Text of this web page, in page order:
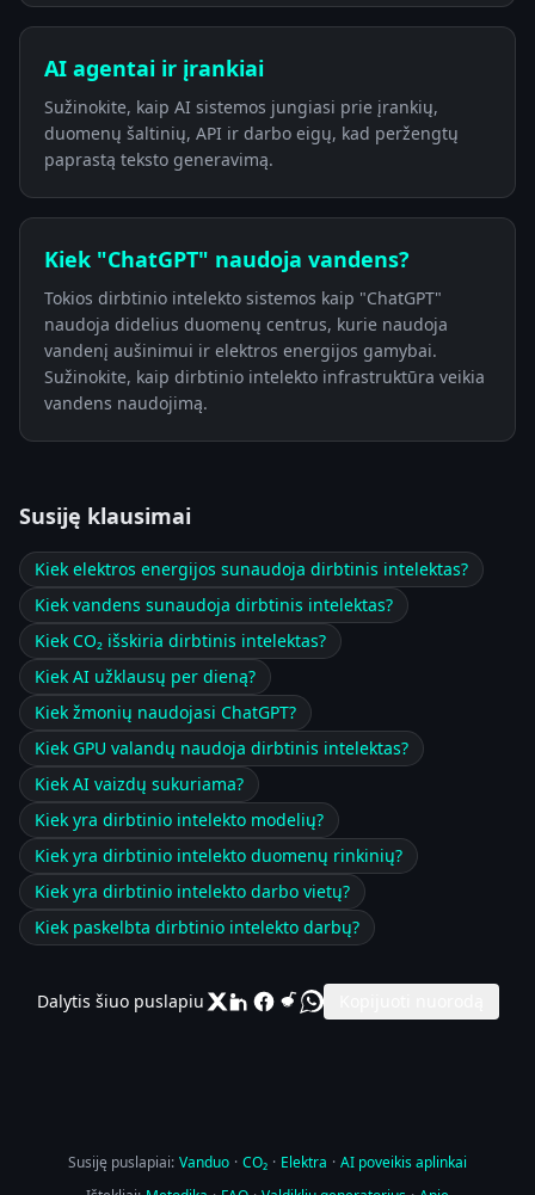
AI agentai ir įrankiai
Sužinokite, kaip AI sistemos jungiasi prie įrankių,
duomenų šaltinių, API ir darbo eigų, kad peržengtų
paprastą teksto generavimą.
Kiek "ChatGPT" naudoja vandens?
Tokios dirbtinio intelekto sistemos kaip "ChatGPT"
naudoja didelius duomenų centrus, kurie naudoja
vandenį aušinimui ir elektros energijos gamybai.
Sužinokite, kaip dirbtinio intelekto infrastruktūra veikia
vandens naudojimą.
Susiję klausimai
Kiek elektros energijos sunaudoja dirbtinis intelektas?
Kiek vandens sunaudoja dirbtinis intelektas?
Kiek CO₂ išskiria dirbtinis intelektas?
Kiek AI užklausų per dieną?
Kiek žmonių naudojasi ChatGPT?
Kiek GPU valandų naudoja dirbtinis intelektas?
Kiek AI vaizdų sukuriama?
Kiek yra dirbtinio intelekto modelių?
Kiek yra dirbtinio intelekto duomenų rinkinių?
Kiek yra dirbtinio intelekto darbo vietų?
Kiek paskelbta dirbtinio intelekto darbų?
Dalytis šiuo puslapiu
Susiję puslapiai: Vanduo · CO₂ · Elektra · AI poveikis aplinkai